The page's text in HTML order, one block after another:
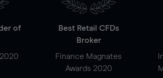
of
Best Retail CFDs
Broker
Finance Magnates
Awards 2020